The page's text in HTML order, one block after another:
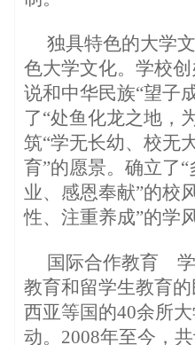
独具特色的大学
色大学文化。学校
说和中华民族“望子
了“处鱼化龙之地，
筑“学无长幼、校无
育”的愿景。确立了
业、感恩奉献”的校
性、注重养成”的学
国际合作教育
教育和留学生教育
西亚等国的40余所
动。2008年至今，